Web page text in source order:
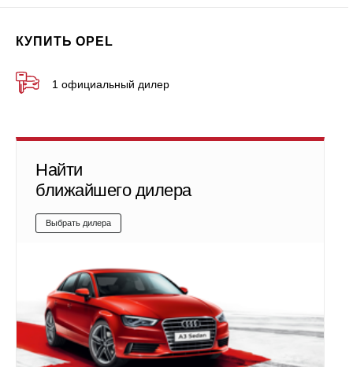
КУПИТЬ OPEL
1 официальный дилер
Найти
ближайшего дилера
Выбрать дилера